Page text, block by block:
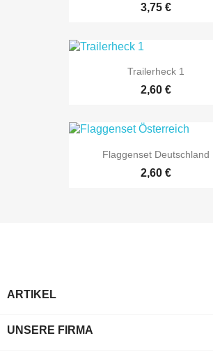
3,75 €
Trailerheck 1
2,60 €
Flaggenset Deutschland
2,60 €
ARTIKEL
UNSERE FIRMA